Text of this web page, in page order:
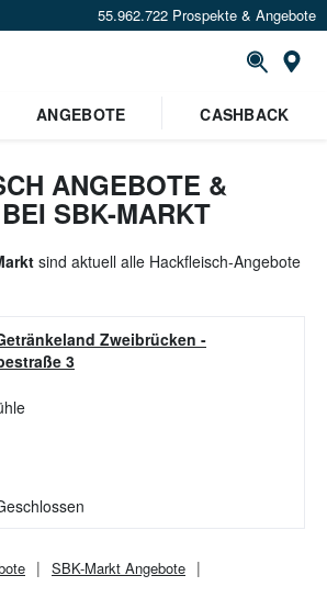
55.962.722 Prospekte & Angebote
Standort festlegen
ANGEBOTE CASHBACK
ANGEBOTE &
SBK-MARKT
sind aktuell alle Hackfleisch-Angebote
Zweibrücken -
3
SBK-Markt Angebote